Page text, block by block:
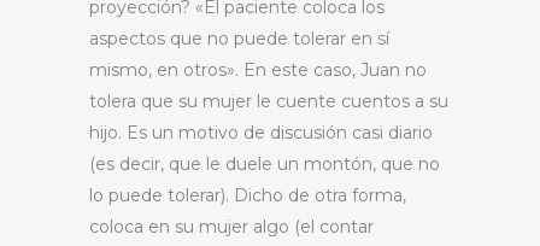
proyección? «El paciente coloca los
aspectos que no puede tolerar en sí
mismo, en otros». En este caso, Juan no
tolera que su mujer le cuente cuentos a su
hijo. Es un motivo de discusión casi diario
(es decir, que le duele un montón, que no
lo puede tolerar). Dicho de otra forma,
coloca en su mujer algo (el contar